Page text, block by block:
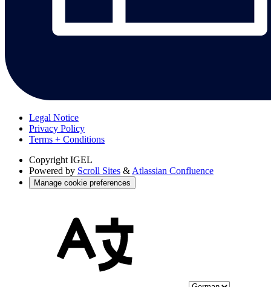
Legal Notice
Privacy Policy
Terms + Conditions
Copyright IGEL
Powered by Scroll Sites & Atlassian Confluence
Manage cookie preferences